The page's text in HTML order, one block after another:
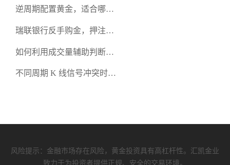
逆周期配置黄金，适合哪类
瑞联银行反手购金，押注黄
如何利用成交量辅助判断黄
不同周期 K 线信号冲突时，
风险提示：金融市场存在风险，黄金投资具有高杠杆性。汇凯金业
致力于为投资者提供正规、安全的交易环境。